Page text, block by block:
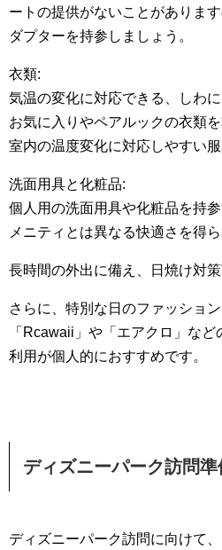
ートの提供がないことがありま
ダプターを持参しましょう。
衣類:
気温の変化に対応できる、しわ
お気に入りやペアルックの衣類を
室内の温度変化に対応しやすい服
洗面用具と化粧品:
個人用の洗面用具や化粧品を持
メニティとは異なる快適さを得ら
長時間の外出に備え、日焼け対
さらに、特別な日のファッショ
「Rcawaii」や「エアクロ」な
利用が個人的におすすめです。
ディズニーパーク訪問準
ディズニーパーク訪問に向けて